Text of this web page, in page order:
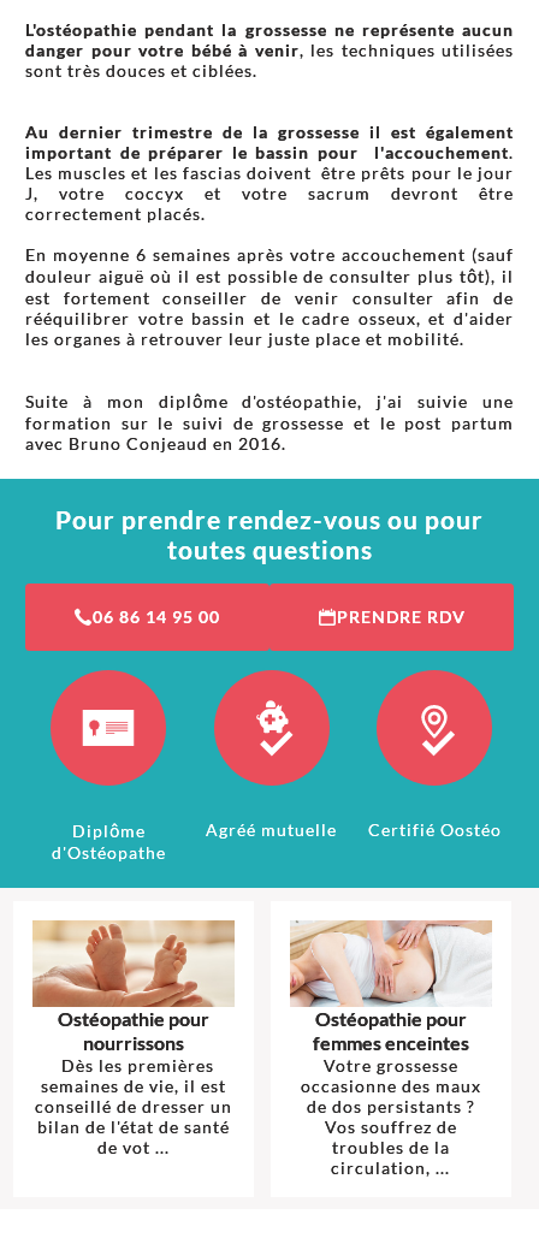
L'ostéopathie pendant la grossesse ne représente aucun
danger pour votre bébé à venir, les techniques utilisées
sont très douces et ciblées.
Au dernier trimestre de la grossesse il est également
important de préparer le bassin pour l'accouchement.
Les muscles et les fascias doivent être prêts pour le jour
J, votre coccyx et votre sacrum devront être
correctement placés.
En moyenne 6 semaines après votre accouchement (sauf
douleur aiguë où il est possible de consulter plus tôt), il
est fortement conseiller de venir consulter afin de
rééquilibrer votre bassin et le cadre osseux, et d'aider
les organes à retrouver leur juste place et mobilité.
Suite à mon diplôme d'ostéopathie, j'ai suivie une
formation sur le suivi de grossesse et le post partum
avec Bruno Conjeaud en 2016.
Pour prendre rendez-vous ou pour
toutes questions
06 86 14 95 00 PRENDRE RDV
Diplôme
d'Ostéopathe
Agréé mutuelle Certifié Oostéo
Ostéopathie pour
nourrissons
Dès les premières
semaines de vie, il est
conseillé de dresser un
bilan de l'état de santé
de vot ...
Ostéopathie pour
femmes enceintes
Votre grossesse
occasionne des maux
de dos persistants ?
Vos souffrez de
troubles de la
circulation, ...